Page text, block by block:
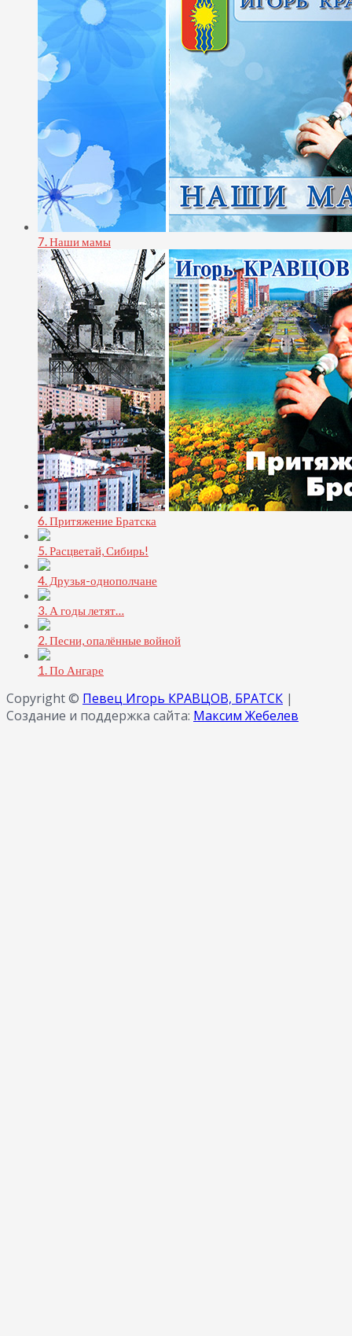
7. Наши мамы
6. Притяжение Братска
5. Расцветай, Сибирь!
4. Друзья-однополчане
3. А годы летят…
2. Песни, опалённые войной
1. По Ангаре
Copyright © Певец Игорь КРАВЦОВ, БРАТСК |
Создание и поддержка сайта: Максим Жебелев